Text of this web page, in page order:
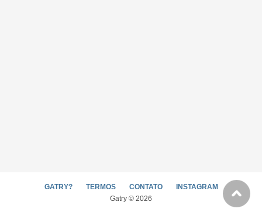
GATRY? TERMOS CONTATO
INSTAGRAM
Gatry © 2026